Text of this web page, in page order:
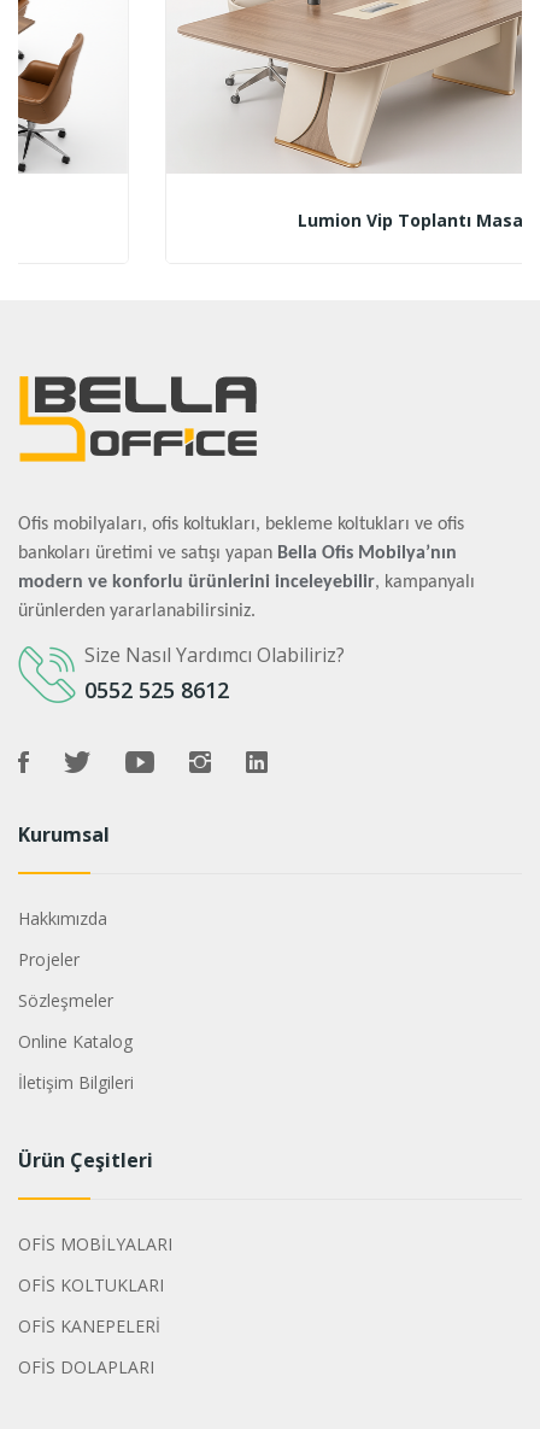
Lumion Vip Toplantı Masası
Ofis mobilyaları, ofis koltukları, bekleme koltukları ve ofis
bankoları üretimi ve satışı yapan Bella Ofis Mobilya’nın
modern ve konforlu ürünlerini inceleyebilir, kampanyalı
ürünlerden yararlanabilirsiniz.
Size Nasıl Yardımcı Olabiliriz?
0552 525 8612
Kurumsal
Hakkımızda
Projeler
Sözleşmeler
Online Katalog
İletişim Bilgileri
Ürün Çeşitleri
OFİS MOBİLYALARI
OFİS KOLTUKLARI
OFİS KANEPELERİ
OFİS DOLAPLARI